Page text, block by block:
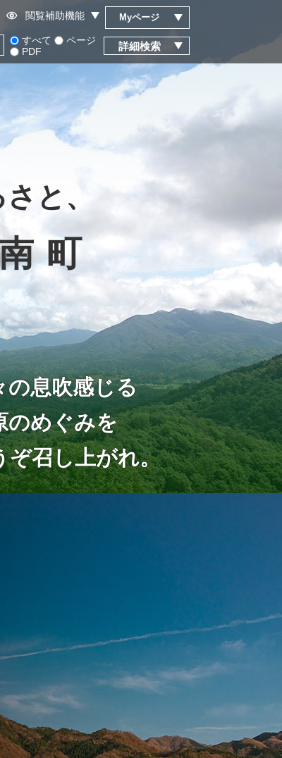
閲覧補助機能 Myページ
すべて
ページ
PDF
詳細検索
と、
町
の息吹感じる
のめぐみを
ぞ召し上がれ。